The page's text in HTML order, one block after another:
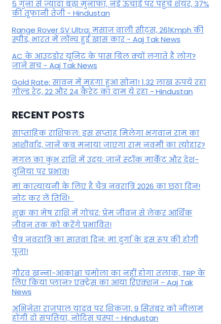
5 गुना से ज्यादा बढ़ा मुनाफा, नई ऊंचाई पर पहुंचे शेयर, 37%
की तूफानी तेजी - Hindustan
Range Rover SV Ultra: मसाज वाली सीट्स, 261Kmph की
स्पीड, भारत में लॉन्च हुई खास कार - Aaj Tak News
AC के आउटडोर यूनिट के पास ग्रिल क्यों लगाते हैं लोग?
जाने सच - Aaj Tak News
Gold Rate: सावन में महंगा हुआ सोना! 1.32 लाख रुपये रहा
गोल्ड रेट, 22 और 24 कैरेट का दाम ये रहा - Hindustan
RECENT POSTS
साप्ताहिक राशिफल: इस सप्ताह मिलेगा भगवान राम का
आशीर्वाद, जानें कब मनाया जाएगा राम नवमी का त्योहार?
मंगल का कुंभ राशि में उदय: जानें स्‍टॉक मार्केट और देश-
दुनिया पर प्रभाव!
मां कात्‍यायनी के लिए है चैत्र नवरात्रि 2026 का छठा दिन!
नोट कर लें तिथि!
शुक्र का मेष राशि में गोचर: प्रेम जीवन से लेकर आर्थिक
जीवन तक को करेंगे प्रभावित!
चैत्र नवरात्रि का सातवां दिन: मां दुर्गा के इस रूप की होगी
पूजा!
गौरव खन्ना-आकांक्षा चमोला का नहीं होगा तलाक, TRP के
लिए किया प्लान? एक्ट्रेस का आया रिएक्शन - Aaj Tak
News
अभिनेता राजपाल यादव पर शिकंजा, 9 सितंबर को नीलाम
होंगी दो संपत्तियां, नोटिस चस्पा - Hindustan